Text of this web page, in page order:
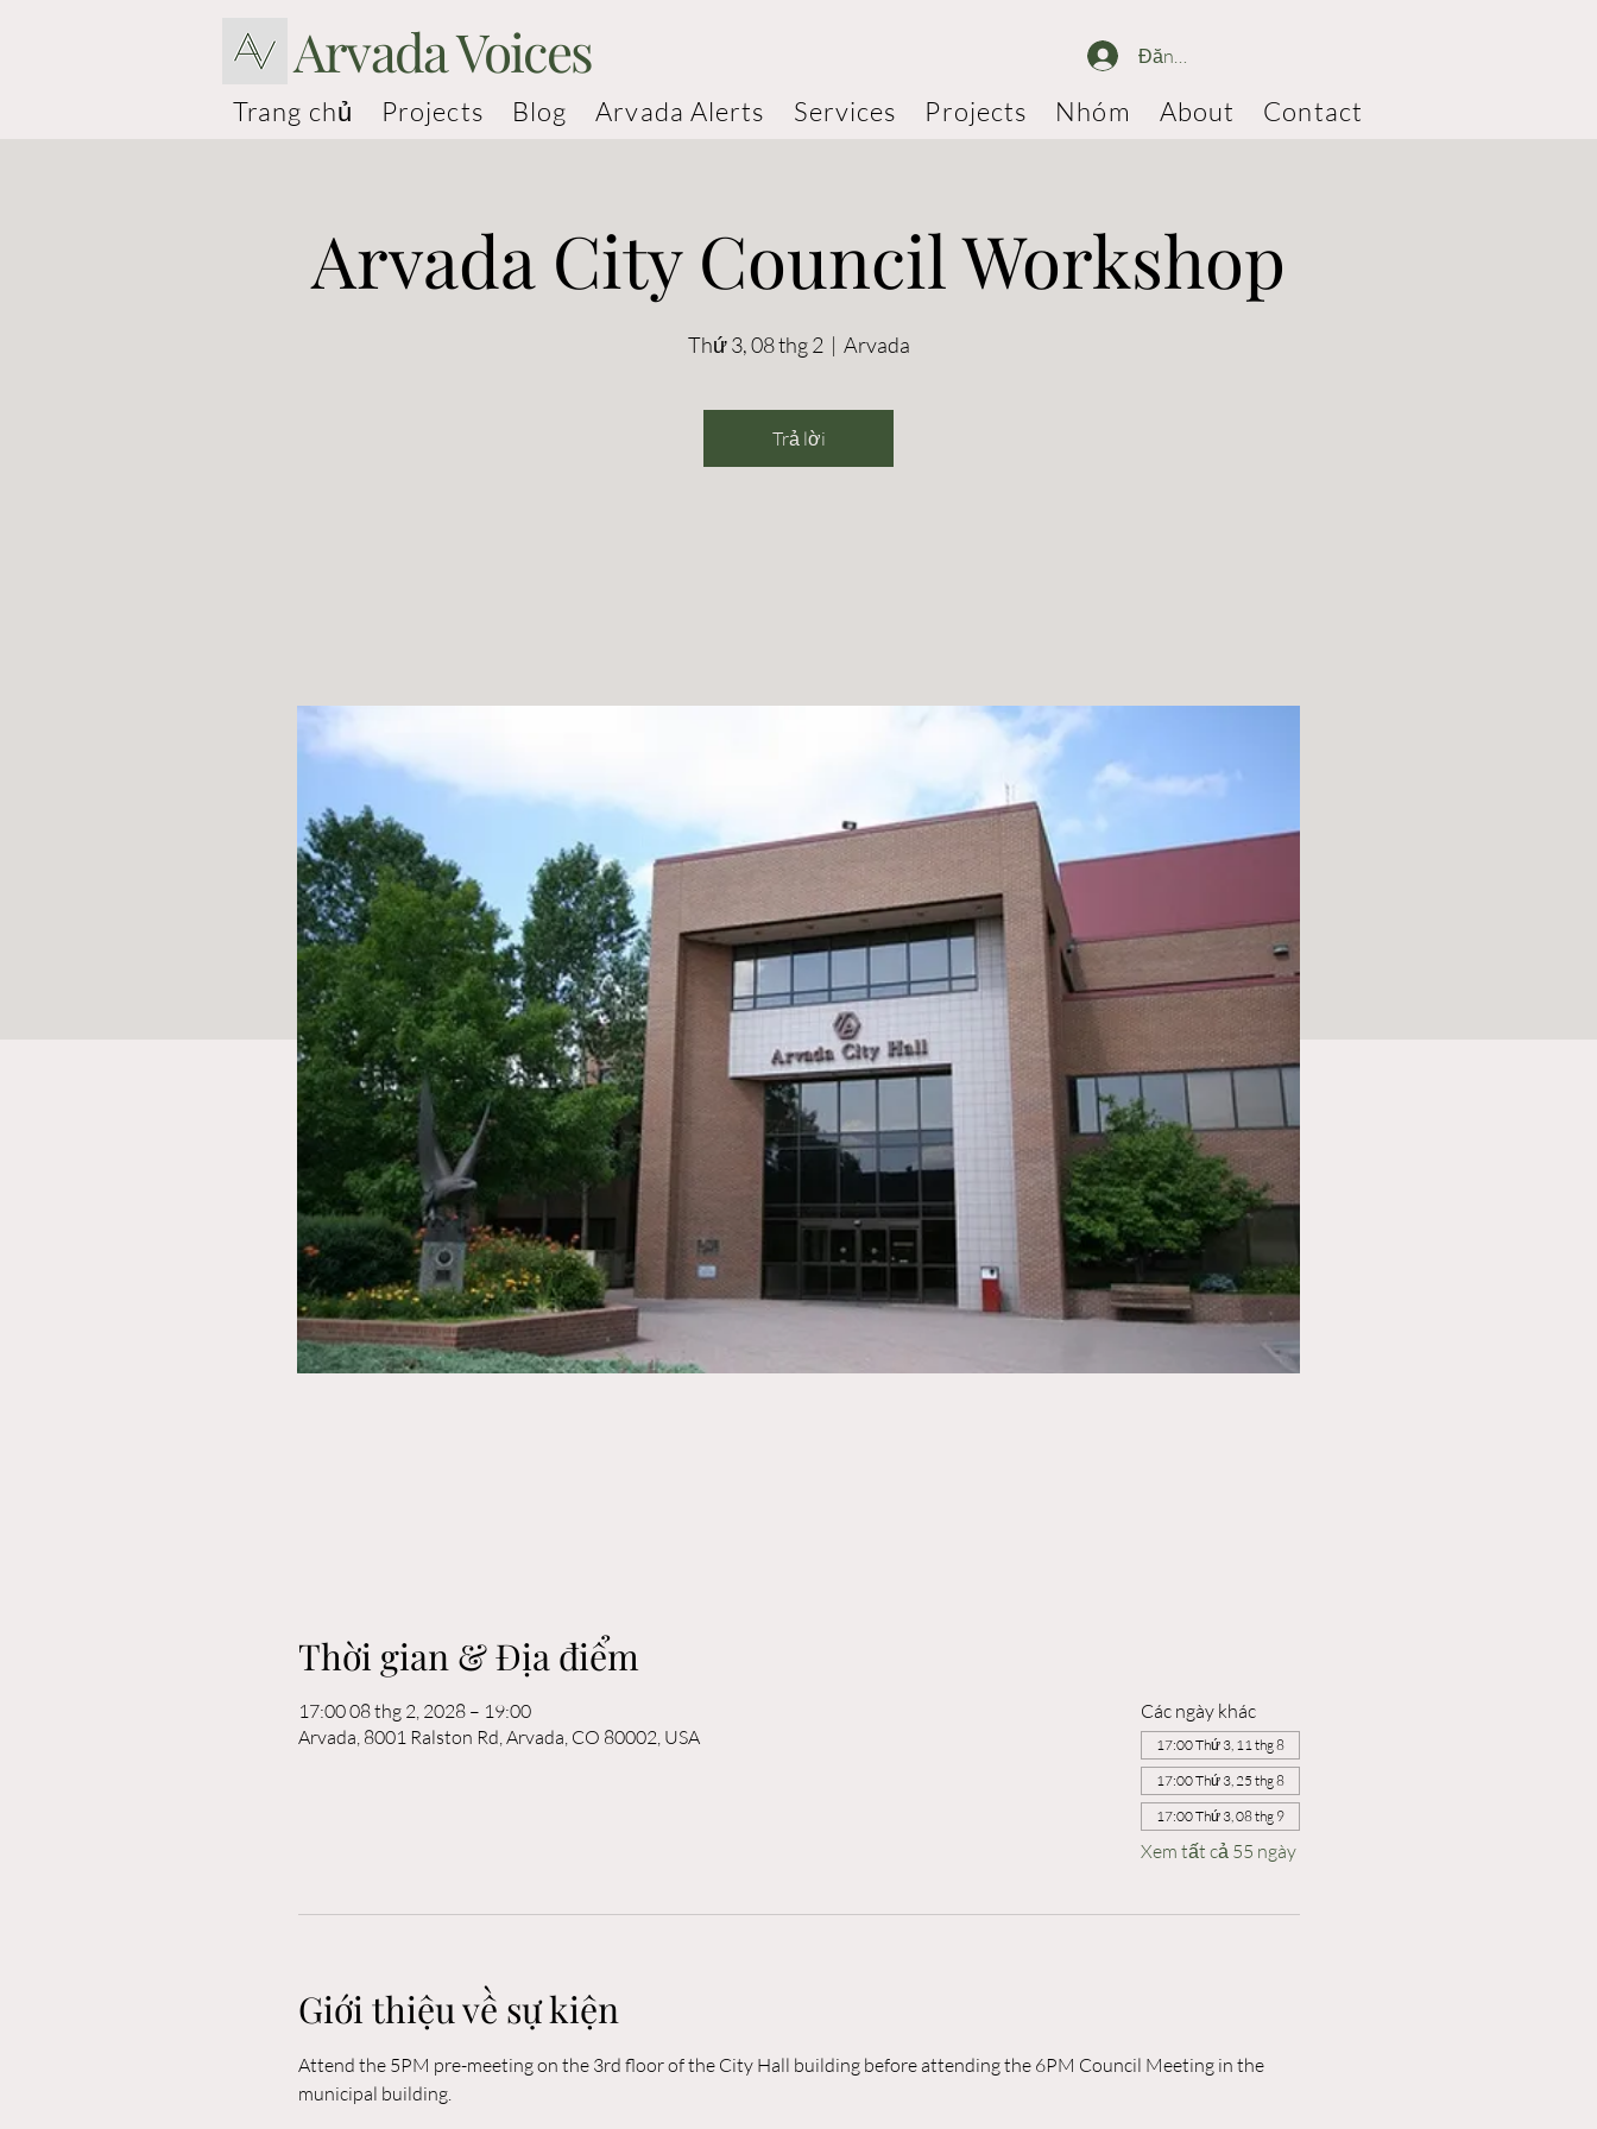
Arvada Voices Đăng nhập
Trang chủ Projects Blog Arvada Alerts Services Projects Nhóm About Contact
Arvada City Council Workshop
Thứ 3, 08 thg 2
  |
Arvada
Trả lời
Thời gian & Địa điểm
17:00 08 thg 2, 2028 – 19:00
Arvada, 8001 Ralston Rd, Arvada, CO 80002, USA
Các ngày khác
17:00 Thứ 3, 11 thg 8
17:00 Thứ 3, 25 thg 8
17:00 Thứ 3, 08 thg 9
Xem tất cả 55 ngày
Giới thiệu về sự kiện
Attend the 5PM pre-meeting on the 3rd floor of the City Hall building before attending the 6PM Council Meeting in the
municipal building.